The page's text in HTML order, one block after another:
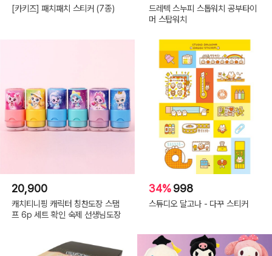
[카키즈] 패치패치 스티커 (7종)
드레텍 스누피 스톱워치 공부타이
머 스탑워치
20,900
캐치티니핑 캐릭터 칭찬도장 스탬
프 6p 세트 확인 숙제 선생님도장
34%998
스튜디오 달고나 - 다꾸 스티커